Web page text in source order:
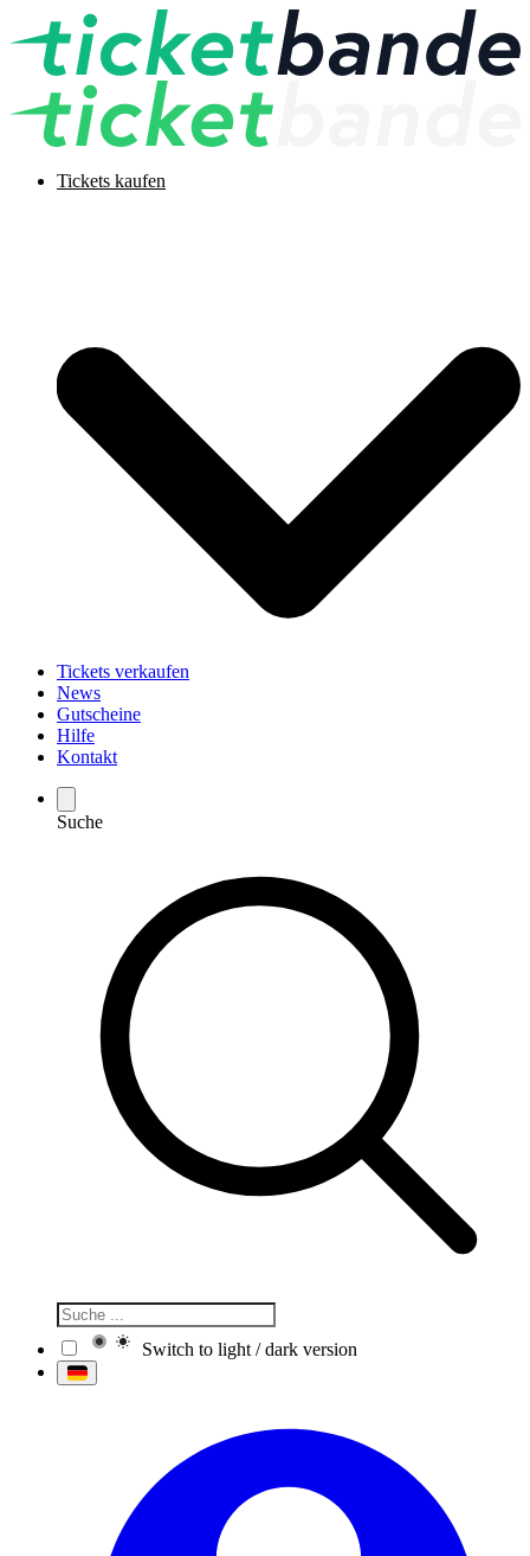
Tickets kaufen
Tickets verkaufen
News
Gutscheine
Hilfe
Kontakt
Suche
Switch to light / dark version